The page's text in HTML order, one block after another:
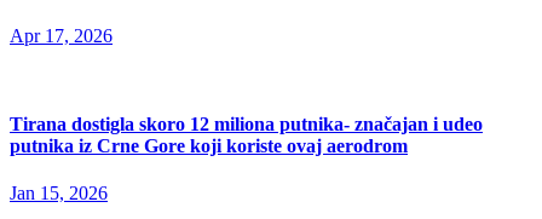
Apr 17, 2026
Tirana dostigla skoro 12 miliona putnika- značajan i udeo
putnika iz Crne Gore koji koriste ovaj aerodrom
Jan 15, 2026